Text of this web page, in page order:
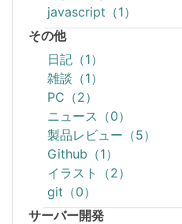
javascript（1）
その他
日記（1）
雑談（1）
PC（2）
ニュース（0）
製品レビュー（5）
Github（1）
イラスト（2）
git（0）
サーバー開発